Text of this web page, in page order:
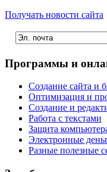
Получать новости сайта
Программы и
Создание сайта и
Оптимизация и
Создание и
Работа с текстами
Защита
Электронные
Разные полезные